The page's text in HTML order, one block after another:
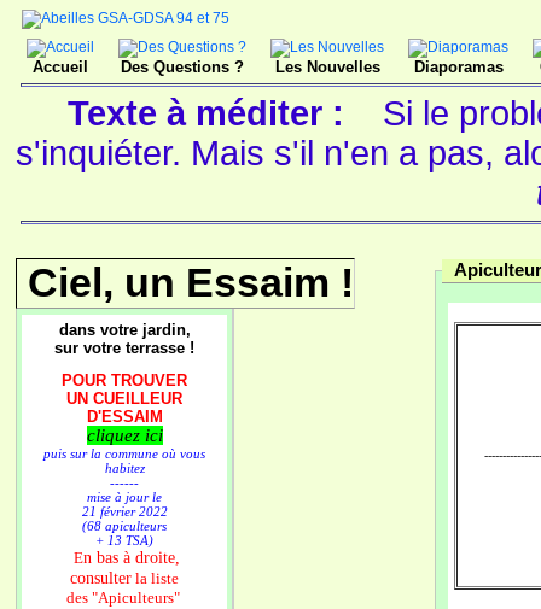
Accueil Des Questions ? Les Nouvelles Diaporamas
Texte à méditer :
Si le
s'inquiéter. Mais s'il n'en a pas,
Ciel, un Essaim !
dans votre jardin,
sur votre terrasse !
POUR TROUVER
UN CUEILLEUR
D'ESSAIM
cliquez ici
puis sur la commune où vous
habitez
------
mise à jour le
21 février 2022
(68 apiculteurs
+ 13 TSA)
En bas à droite,
consulter la liste
des "Apiculteurs"